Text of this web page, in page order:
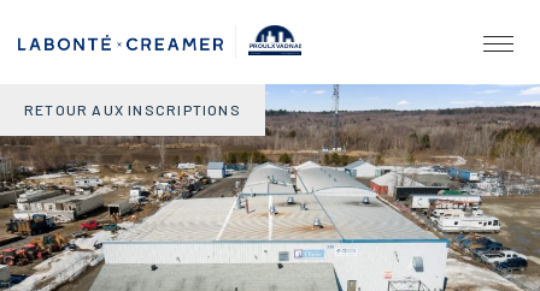
PROULX VADNAIS
RETOUR AUX INSCRIPTIONS